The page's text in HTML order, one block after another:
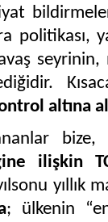
politikası,
altına
bize,
ilişkin
yıllık
; ülkenin